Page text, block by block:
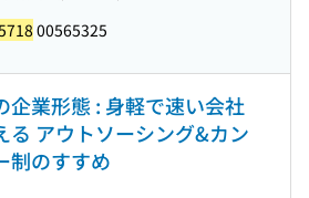
00565325
企業形態 : 身軽で速い会社
る アウトソーシング&カン
制のすすめ